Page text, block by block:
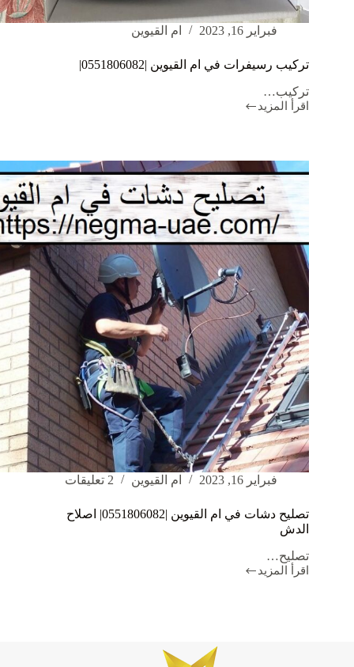
فبراير 16, 2023 ام القيوين
تركيب رسيفرات في ام القيوين |0551806082|
تركيب…
اقرأ المزيد
تركيب
القيوين
فبراير 16, 2023 ام القيوين 2 تعليقات
تصليح دشات في ام القيوين |0551806082| اصلاح
الدش
تصليح…
اقرأ المزيد
تصليح